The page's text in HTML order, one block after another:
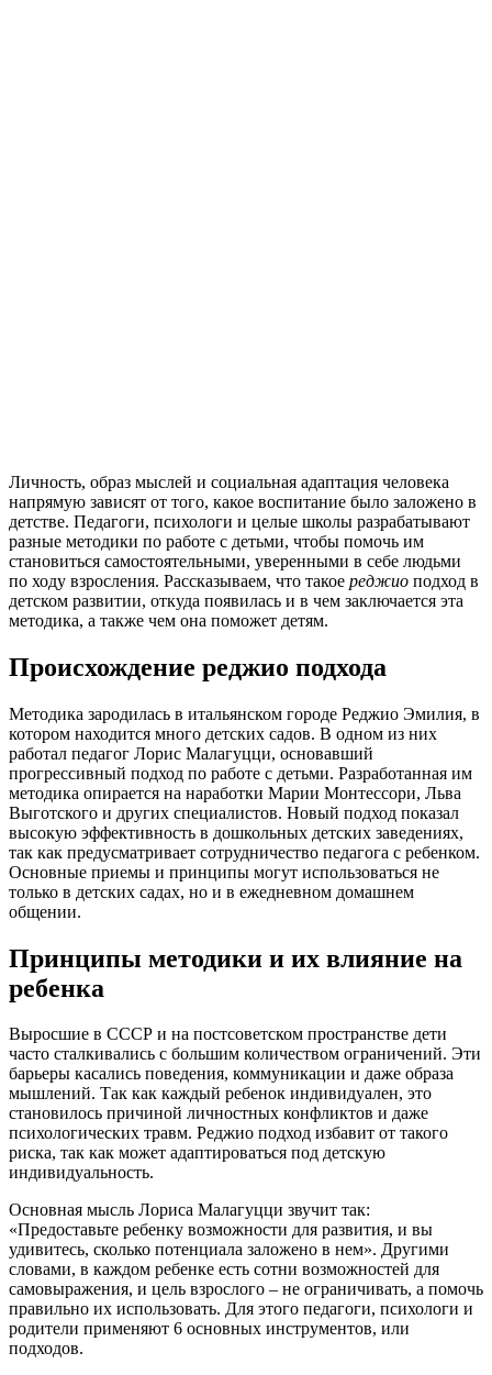
Личность, образ мыслей и социальная адаптация человека
напрямую зависят от того, какое воспитание было заложено в
детстве. Педагоги, психологи и целые школы разрабатывают
разные методики по работе с детьми, чтобы помочь им
становиться самостоятельными, уверенными в себе людьми
по ходу взросления. Рассказываем, что такое реджио подход в
детском развитии, откуда появилась и в чем заключается эта
методика, а также чем она поможет детям.
Происхождение реджио подхода
Методика зародилась в итальянском городе Реджио Эмилия, в
котором находится много детских садов. В одном из них
работал педагог Лорис Малагуцци, основавший
прогрессивный подход по работе с детьми. Разработанная им
методика опирается на наработки Марии Монтессори, Льва
Выготского и других специалистов. Новый подход показал
высокую эффективность в дошкольных детских заведениях,
так как предусматривает сотрудничество педагога с ребенком.
Основные приемы и принципы могут использоваться не
только в детских садах, но и в ежедневном домашнем
общении.
Принципы методики и их влияние на
ребенка
Выросшие в СССР и на постсоветском пространстве дети
часто сталкивались с большим количеством ограничений. Эти
барьеры касались поведения, коммуникации и даже образа
мышлений. Так как каждый ребенок индивидуален, это
становилось причиной личностных конфликтов и даже
психологических травм. Реджио подход избавит от такого
риска, так как может адаптироваться под детскую
индивидуальность.
Основная мысль Лориса Малагуцци звучит так:
«Предоставьте ребенку возможности для развития, и вы
удивитесь, сколько потенциала заложено в нем». Другими
словами, в каждом ребенке есть сотни возможностей для
самовыражения, и цель взрослого – не ограничивать, а помочь
правильно их использовать. Для этого педагоги, психологи и
родители применяют 6 основных инструментов, или
подходов.